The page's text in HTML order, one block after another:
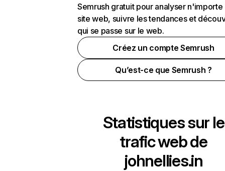
Semrush gratuit pour analyser n'importe
site web, suivre les tendances et
qui se passe sur le web.
Créez un compte Semrush
Qu’est-ce que Semrush ?
Statistiques sur le
trafic web de
johnellies.in